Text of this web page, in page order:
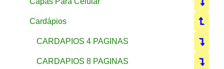
Cardápios
CARDAPIOS 4 PAGINAS
CARDAPIOS 8 PAGINAS